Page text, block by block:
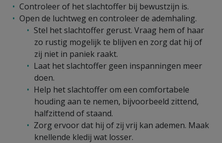
Controleer of het slachtoffer bij bewustzijn is.
Open de luchtweg en controleer de ademhaling.
Stel het slachtoffer gerust. Vraag hem of haar
zo rustig mogelijk te blijven en zorg dat hij of
zij niet in paniek raakt.
Laat het slachtoffer geen inspanningen meer
doen.
Help het slachtoffer om een comfortabele
houding aan te nemen, bijvoorbeeld zittend,
halfzittend of staand.
Zorg ervoor dat hij of zij vrij kan ademen. Maak
knellende kledij wat losser.